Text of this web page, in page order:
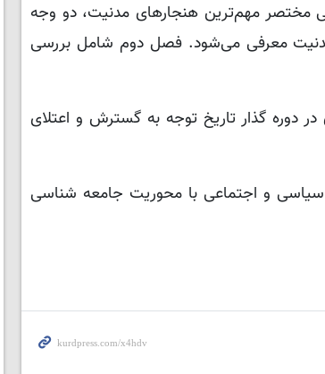
مختصر مهم‌ترین هنجارهای مدنیت، دو وجه
معرفی می‌شود. فصل دوم شامل بررسی
دوره‌ گذار تاریخ‌ توجه به گسترش و اعتلای
سیاسی و اجتماعی با محوریت جامعه شناسی